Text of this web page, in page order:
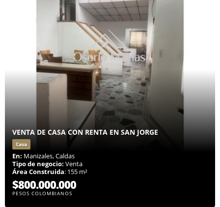
VENTA DE CASA CON RENTA EN SAN JORGE
Casa
En: Manizales, Caldas
Tipo de negocio: Venta
Área Construida: 155 m²
$800.000.000
PESOS COLOMBIANOS